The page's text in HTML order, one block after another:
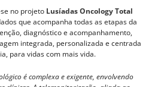
no projeto Lusíadas Oncology Total
que acompanha todas as etapas da
diagnóstico e acompanhamento,
integrada, personalizada e centrada
para vidas com mais vida.
é complexa e exigente, envolvendo